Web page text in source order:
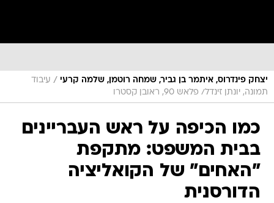
יצחק פינדרוס, איתמר בן גביר, שמחה רוטמן, שלמה קרעי / עיבוד
תמונה, יונתן זינדל/ פלאש 90, ראובן קסטרו
כמו הכיפה על ראש העבריינים
בבית המשפט: מתקפת
"האחים" של הקואליציה
הדורסנית